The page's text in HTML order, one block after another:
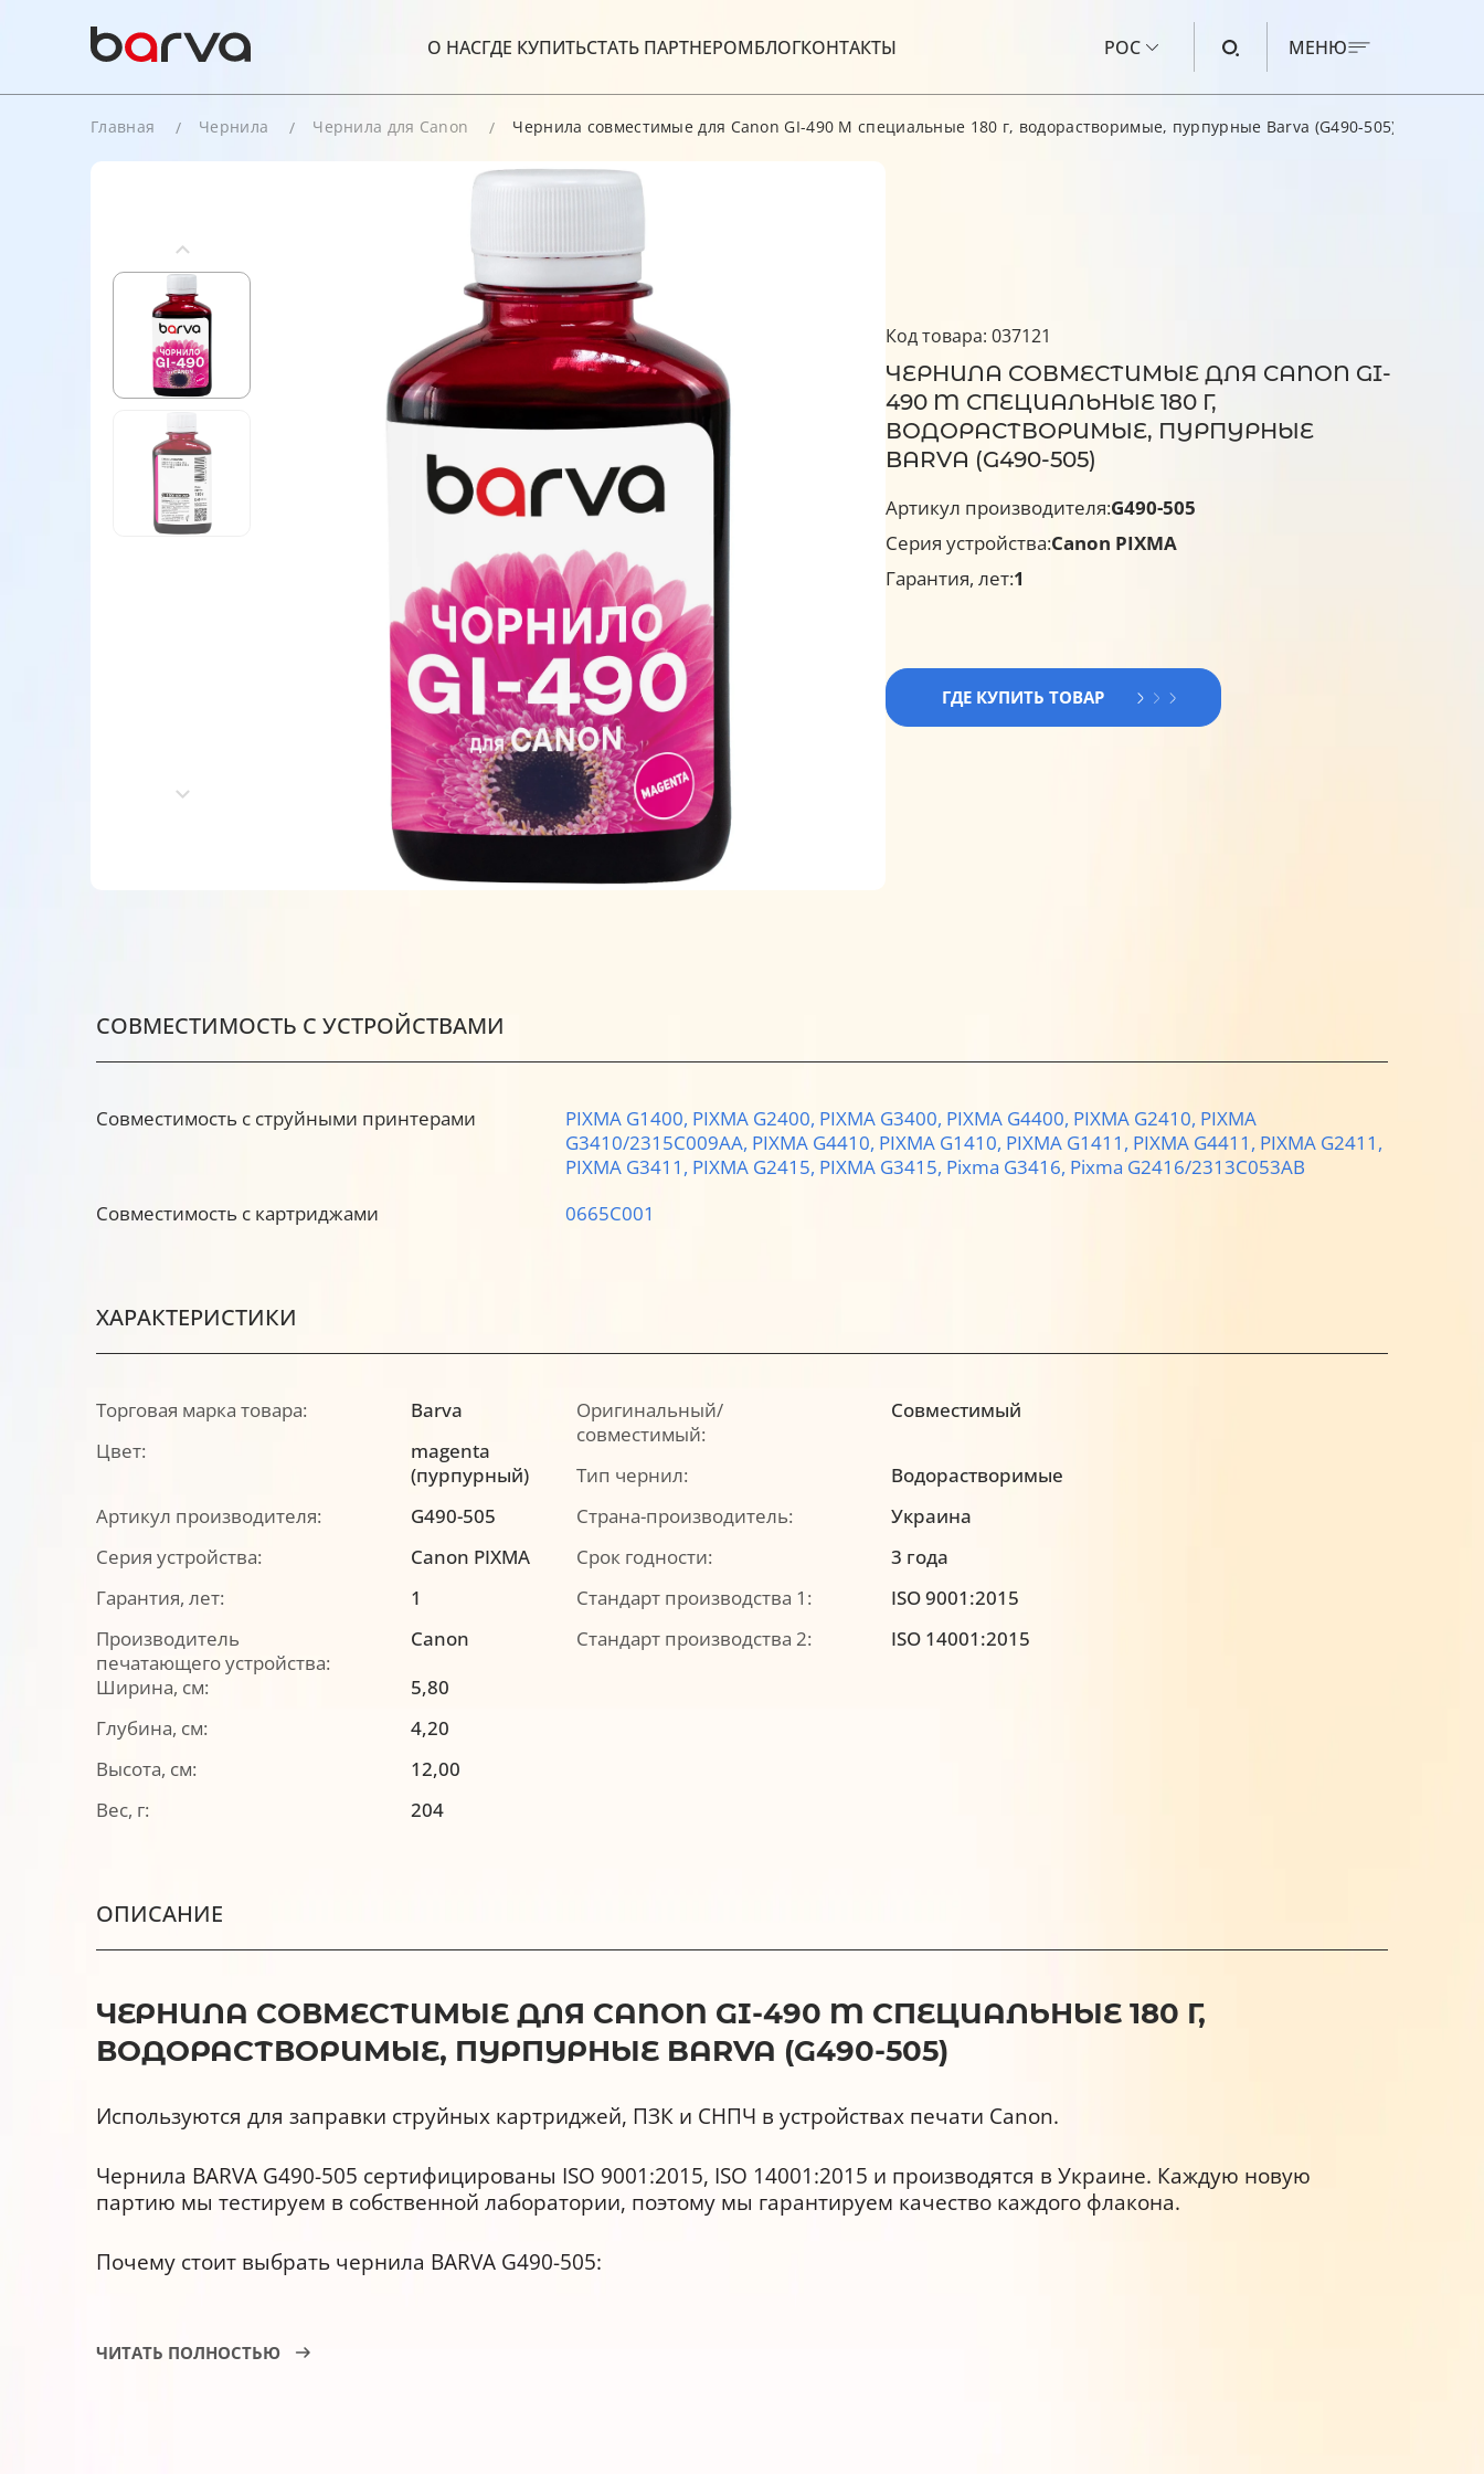
О НАСГДЕ КУПИТЬСТАТЬ ПАРТНЕРОМБЛОГКОНТАКТЫ РОС МЕНЮ
Главная Чернила Чернила для Canon Чернила совместимые для Canon GI-490 M специальные 180 г, водорастворимые, пурпурные Barva (G490-505)
Код товара: 037121
ЧЕРНИЛА СОВМЕСТИМЫЕ ДЛЯ CANON GI-
490 M СПЕЦИАЛЬНЫЕ 180 Г,
ВОДОРАСТВОРИМЫЕ, ПУРПУРНЫЕ
BARVA (G490-505)
Артикул производителя:G490-505
Серия устройства:Canon PIXMA
Гарантия, лет:1
ГДЕ КУПИТЬ ТОВАР
СОВМЕСТИМОСТЬ С УСТРОЙСТВАМИ
Совместимость с струйными принтерами PIXMA G1400, PIXMA G2400, PIXMA G3400, PIXMA G4400, PIXMA G2410, PIXMA
G3410/2315C009AA, PIXMA G4410, PIXMA G1410, PIXMA G1411, PIXMA G4411, PIXMA G2411,
PIXMA G3411, PIXMA G2415, PIXMA G3415, Pixma G3416, Pixma G2416/2313C053AB
Совместимость с картриджами
0665C001
ХАРАКТЕРИСТИКИ
Торговая марка товара:
Barva
Цвет:
magenta
(пурпурный)
Артикул производителя:
G490-505
Серия устройства:
Canon PIXMA
Гарантия, лет:
1
Производитель
печатающего устройства:
Canon
Оригинальный/
совместимый:
Совместимый
Тип чернил:
Водорастворимые
Страна-производитель:
Украина
Срок годности:
3 года
Стандарт производства 1:
ISO 9001:2015
Стандарт производства 2:
ISO 14001:2015
Ширина, см:
5,80
Глубина, см:
4,20
Высота, см:
12,00
Вес, г:
204
ОПИСАНИЕ
ЧЕРНИЛА СОВМЕСТИМЫЕ ДЛЯ CANON GI-490 M СПЕЦИАЛЬНЫЕ 180 Г,
ВОДОРАСТВОРИМЫЕ, ПУРПУРНЫЕ BARVA (G490-505)
Используются для заправки струйных картриджей, ПЗК и СНПЧ в устройствах печати Canon.
Чернила BARVA G490-505 сертифицированы ISO 9001:2015, ISO 14001:2015 и производятся в Украине. Каждую новую
партию мы тестируем в собственной лаборатории, поэтому мы гарантируем качество каждого флакона.
Почему стоит выбрать чернила BARVA G490-505:
Они совместимы с оригинальными чернилами и аналогами любых производителей.
ЧИТАТЬ ПОЛНОСТЬЮ